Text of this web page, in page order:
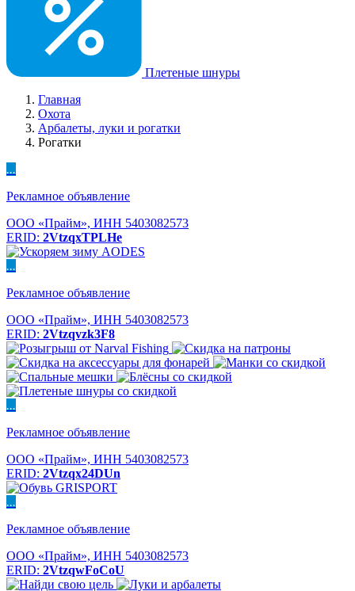
Плетеные шнуры
Главная
Охота
Арбалеты, луки и рогатки
Рогатки
...
Рекламное объявление
ООО «Прайм», ИНН 5403082573
ERID: 2VtzqxTPLHe
...
Рекламное объявление
ООО «Прайм», ИНН 5403082573
ERID: 2Vtzqvzk3F8
...
Рекламное объявление
ООО «Прайм», ИНН 5403082573
ERID: 2Vtzqx24DUn
...
Рекламное объявление
ООО «Прайм», ИНН 5403082573
ERID: 2VtzqwFoCoU